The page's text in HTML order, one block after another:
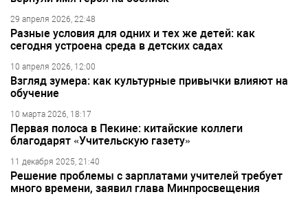
29 апреля 2026, 22:48
Разные условия для одних и тех же детей: как
сегодня устроена среда в детских садах
10 апреля 2026, 12:00
Взгляд зумера: как культурные привычки влияют на
обучение
10 марта 2026, 18:17
Первая полоса в Пекине: китайские коллеги
благодарят «Учительскую газету»
11 декабря 2025, 21:40
Решение проблемы с зарплатами учителей требует
много времени, заявил глава Минпросвещения